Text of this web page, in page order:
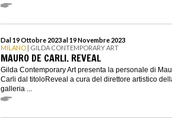
Dal 19 Ottobre 2023 al 19 Novembre 2023
MILANO | GILDA CONTEMPORARY ART
MAURO DE CARLI. REVEAL
Gilda Contemporary Art presenta la personale di
Carli dal titoloReveal a cura del direttore artistico
galleria ...